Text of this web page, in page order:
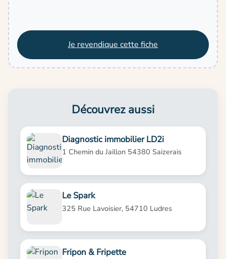
Je revendique cette fiche
Découvrez aussi
Diagnostic immobilier LD2i
1 Chemin du Jaillon 54380 Saizerais
Le Spark
325 Rue Lavoisier, 54710 Ludres
Fripon & Fripette